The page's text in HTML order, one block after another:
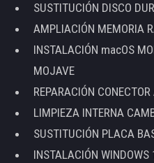
SUSTITUCIÓN DISCO
AMPLIACIÓN MEMORIA
INSTALACIÓN macOS
MOJAVE
REPARACIÓN
LIMPIEZA INTERNA
SUSTITUCIÓN PLACA
INSTALACIÓN